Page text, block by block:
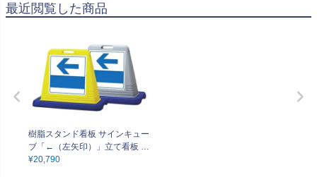
最近閲覧した商品
樹脂スタンド看板 サインキュー
ブ「←（左矢印）」立て看板 駐
車場 スタンド看板 標識 注水式
¥20,790